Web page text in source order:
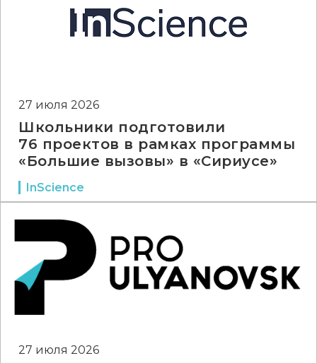
27 июля 2026
Школьники подготовили
76 проектов в рамках программы
«Большие вызовы» в «Сириусе»
InScience
27 июля 2026